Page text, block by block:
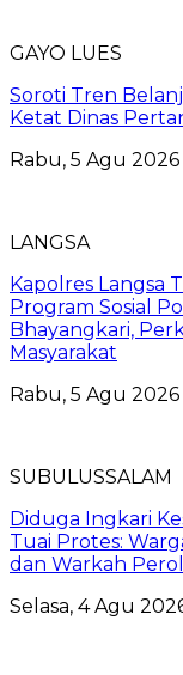
GAYO LUES
Soroti Tren
Ketat Dinas
Rabu, 5 Agu 2026
LANGSA
Kapolres Langsa
Program Sosial
Bhayangkari,
Masyarakat
Rabu, 5 Agu 2026
SUBULUSSALAM
Diduga Ingkari
Tuai Protes:
dan Warkah
Selasa, 4 Agu